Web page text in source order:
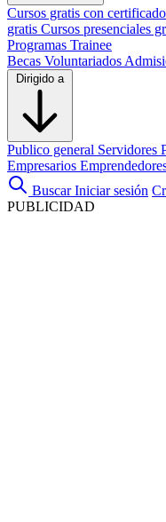
Cursos gratis con certificado
gratis Cursos presenciales
Programas Trainee
Becas Voluntariados
Dirigido a
Publico general Servidores
Empresarios
Buscar Iniciar sesión
PUBLICIDAD